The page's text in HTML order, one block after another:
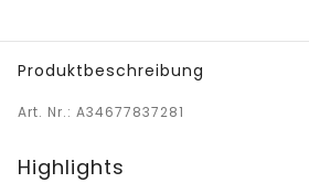
Produktbeschreibung
Art. Nr.: A34677837281
Highlights